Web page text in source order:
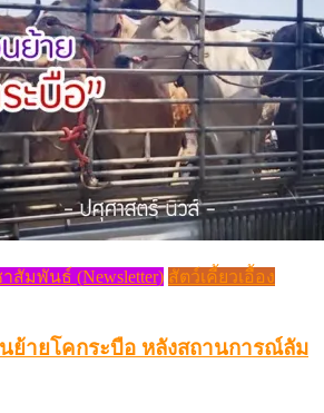
สัมพันธ์ (Newsletter) สัตว์เคี้ยวเอื้อง
ย้ายโคกระบือ หลังสถานการณ์ลัม